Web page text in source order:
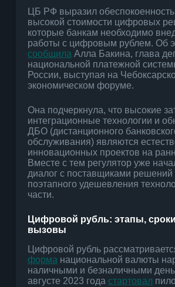
ЦБ РФ выразил
высокой стоимости цифровых
которые банкам необходимо
работы с цифровым рублем. Об
сообщила Алла Бакина, глава
национальной платежной
России, выступая на
экономическом форуме.
Она подчеркнула, что высокие
интеграционные технологии и
ДБО (дистанционного
обслуживания) являются
инновационных проектов на
Вместе с тем регулятор уже
диалог с поставщиками решений
поэтапного удешевления
части.
Цифровой рубль: этапы,
вызовы
Цифровой рубль
форма национальной валюты
наличными и безналичными
августе 2023 года стартовал